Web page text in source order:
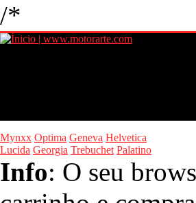
/*
Mynxx Optima Geneva Helvetica
Lucida Georgia Trebuchet Palatino
Info: O seu